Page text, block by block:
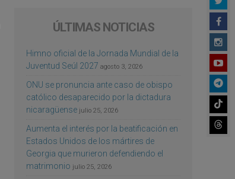
ÚLTIMAS NOTICIAS
Himno oficial de la Jornada Mundial de la
Juventud Seúl 2027 agosto 3, 2026
ONU se pronuncia ante caso de obispo
católico desaparecido por la dictadura
nicaragüense julio 25, 2026
Aumenta el interés por la beatificación en
Estados Unidos de los mártires de
Georgia que murieron defendiendo el
matrimonio julio 25, 2026